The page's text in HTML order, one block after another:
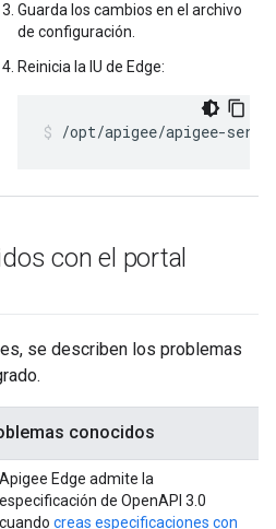
Guarda los cambios en el archivo
de configuración.
Reinicia la IU de Edge:
/opt/apigee/apigee-
con el portal
se describen los problemas
conocidos
Apigee Edge admite la
especificación de OpenAPI 3.0
cuando creas especificaciones con